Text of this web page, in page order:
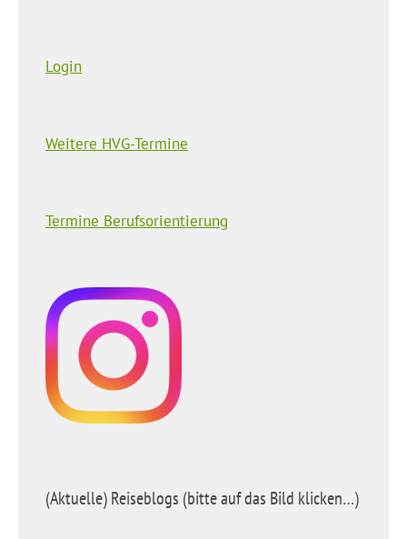
Login
Weitere HVG-Termine
Termine Berufsorientierung
(Aktuelle) Reiseblogs (bitte auf das Bild klicken…)